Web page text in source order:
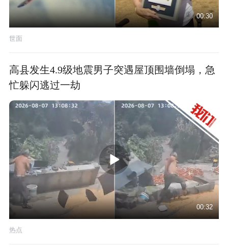
00:30
世面
高县发生4.9级地震男子突遇屋顶围墙倒塌，急
忙躲闪逃过一劫
00:32
热点